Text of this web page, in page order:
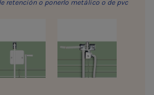
retención o ponerlo metálico o de pvc